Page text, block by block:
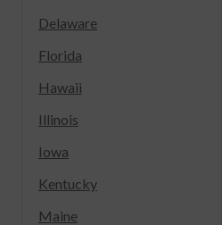
Delaware
Florida
Hawaii
Illinois
Iowa
Kentucky
Maine